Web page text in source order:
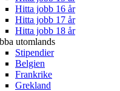
Hitta jobb 16 år
Hitta jobb 17 år
Hitta jobb 18 år
utomlands
Stipendier
Belgien
Frankrike
Grekland